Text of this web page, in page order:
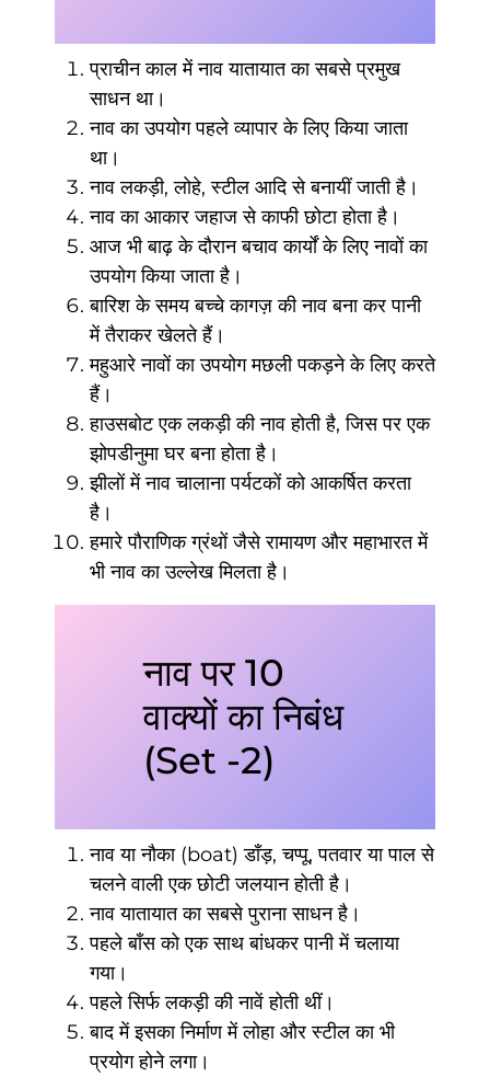
प्राचीन काल में नाव यातायात का सबसे प्रमुख
साधन था।
नाव का उपयोग पहले व्यापार के लिए किया जाता
था।
नाव लकड़ी, लोहे, स्टील आदि से बनायीं जाती है।
नाव का आकार जहाज से काफी छोटा होता है।
आज भी बाढ़ के दौरान बचाव कार्यों के लिए नावों का
उपयोग किया जाता है।
बारिश के समय बच्चे कागज़ की नाव बना कर पानी
में तैराकर खेलते हैं।
महुआरे नावों का उपयोग मछली पकड़ने के लिए करते
हैं।
हाउसबोट एक लकड़ी की नाव होती है, जिस पर एक
झोपडीनुमा घर बना होता है।
झीलों में नाव चालाना पर्यटकों को आकर्षित करता
है।
हमारे पौराणिक ग्रंथों जैसे रामायण और महाभारत में
भी नाव का उल्लेख मिलता है।
नाव पर 10
वाक्यों का निबंध
(Set -2)
नाव या नौका (boat) डाँड़, चप्पू, पतवार या पाल से
चलने वाली एक छोटी जलयान होती है।
नाव यातायात का सबसे पुराना साधन है।
पहले बाँस को एक साथ बांधकर पानी में चलाया
गया।
पहले सिर्फ लकड़ी की नावें होती थीं।
बाद में इसका निर्माण में लोहा और स्टील का भी
प्रयोग होने लगा।